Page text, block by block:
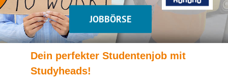
JOBBÖRSE
Dein perfekter Studentenjob mit
Studyheads!